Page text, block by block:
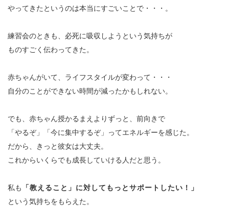
やってきたというのは本当にすごいことで・・・。
練習会のときも、必死に吸収しようという気持ちが
ものすごく 伝わってきた。
赤ちゃんがいて、ライフスタイルが変わって・・・
自分のことができない時間が減ったかもしれない。
でも、赤ちゃん授かるまえよりずっと、前向きで
「やるぞ」「今に集中するぞ」ってエネルギーを感じた。
だから、きっと彼女は大丈夫。
これからいくらでも成長していける人だと思う。
私も
「教えること」に対してもっとサポートしたい！」
という気持ちをもらえた。